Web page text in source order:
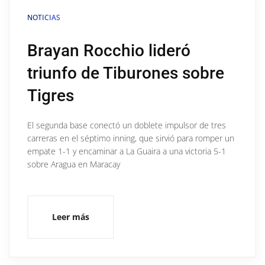
NOTICIAS
Brayan Rocchio lideró
triunfo de Tiburones sobre
Tigres
El segunda base conectó un doblete impulsor de tres
carreras en el séptimo inning, que sirvió para romper un
empate 1-1 y encaminar a La Guaira a una victoria 5-1
sobre Aragua en Maracay
Leer más